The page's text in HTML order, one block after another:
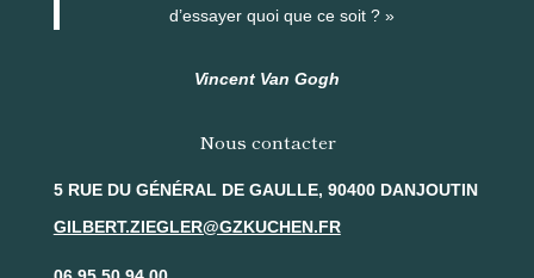
d’essayer quoi que ce soit ? »
Vincent Van Gogh
Nous contacter
5 RUE DU GÉNÉRAL DE GAULLE, 90400 DANJOUTIN
GILBERT.ZIEGLER@GZKUCHEN.FR